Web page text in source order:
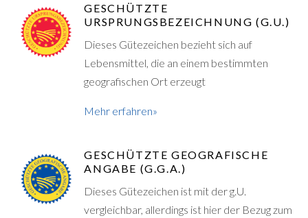
GESCHÜTZTE
URSPRUNGSBEZEICHNUNG (G.U.)
Dieses Gütezeichen bezieht sich auf
Lebensmittel, die an einem bestimmten
geografischen Ort erzeugt
Mehr erfahren»
GESCHÜTZTE GEOGRAFISCHE
ANGABE (G.G.A.)
Dieses Gütezeichen ist mit der g.U.
vergleichbar, allerdings ist hier der Bezug zum